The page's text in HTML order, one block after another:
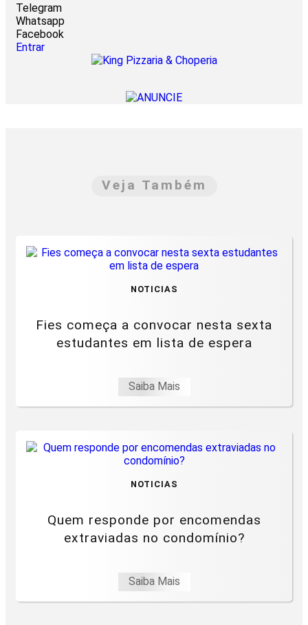
Telegram
Whatsapp
Facebook
Entrar
Veja Também
NOTICIAS
Fies começa a convocar nesta sexta
estudantes em lista de espera
Saiba Mais
NOTICIAS
Quem responde por encomendas
extraviadas no condomínio?
Saiba Mais